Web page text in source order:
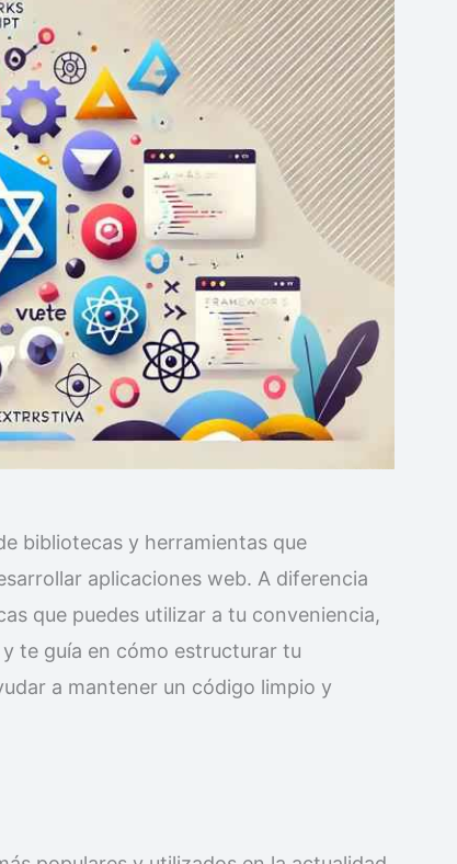
bibliotecas y herramientas que
aplicaciones web. A diferencia
que puedes utilizar a tu conveniencia,
te guía en cómo estructurar tu
a mantener un código limpio y